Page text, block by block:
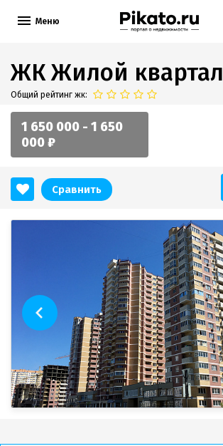
Меню
ЖК Жилой квартал
Общий рейтинг жк:
1 650 000 - 1 650
000 ₽
Сравнить